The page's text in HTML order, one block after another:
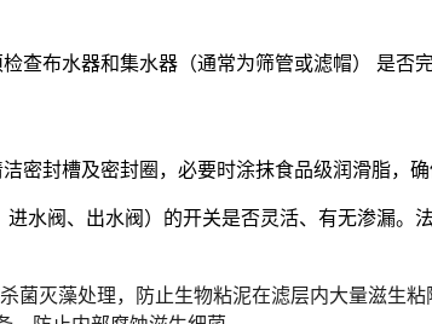
查布水器和集水器（通常为筛管或滤帽）
是否
密封槽及密封圈 ，必要时涂抹食品级润滑脂，
水阀、出水阀）的开关是否灵活、有无渗漏。
菌灭藻处理，防止生物粘泥在滤层内大量滋生粘